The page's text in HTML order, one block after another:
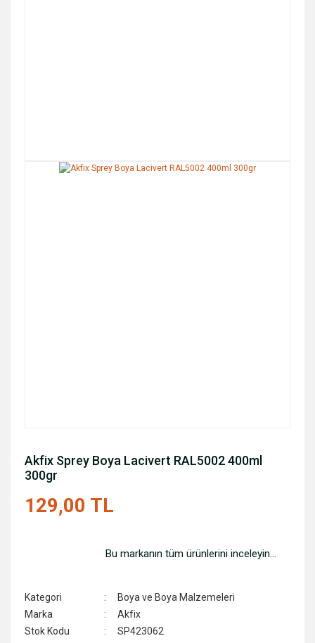
Akfix Sprey Boya Lacivert RAL5002 400ml
300gr
129,00 TL
Bu markanın tüm ürünlerini inceleyin...
Kategori
Boya ve Boya Malzemeleri
Marka
Akfix
Stok Kodu
SP423062